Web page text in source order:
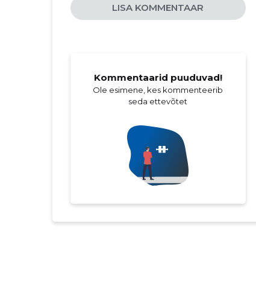
LISA KOMMENTAAR
Kommentaarid puuduvad!
Ole esimene, kes kommenteerib
seda ettevõtet